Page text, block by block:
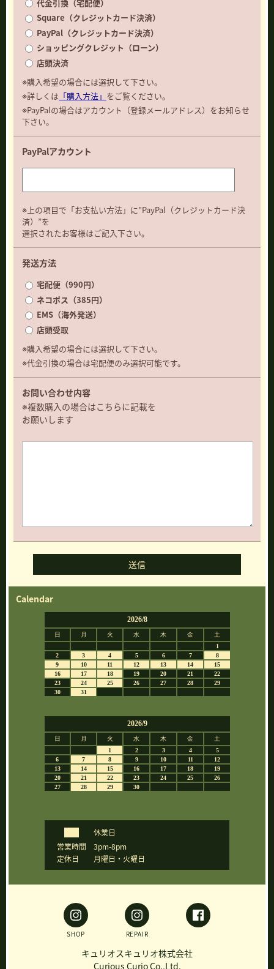
代金引換（宅配便）
Square（クレジットカード決済）
PayPal（クレジットカード決済）
ショッピングクレジット（ローン）
店頭決済
※購入希望の場合には選択して下さい。
※詳しくは 「購入方法」 をご覧ください。
※PayPalの場合はアカウント（登録メールアドレス）をお知らせ
下さい。
PayPalアカウント
※上の項目で「お支払い方法」に"PayPal（クレジットカード決
済）”を
選択されたお客様はご記入下さい。
発送方法
宅配便（990円）
ネコポス（385円）
EMS（海外発送）
店頭受取
※購入希望の場合には選択して下さい。
※代金引換の場合は宅配便のみ選択可能です。
お問い合わせ内容
※複数購入の場合はこちらに記載を
お願いします
Calendar
休業日
営業時間
3pm-8pm
定休日
月曜日・火曜日
SHOP REPAIR
キュリオスキュリオ株式会社
Curious Curio Co.,Ltd.